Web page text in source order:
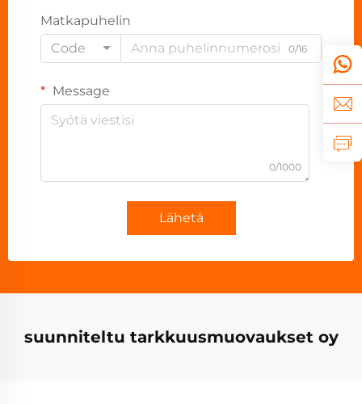
Matkapuhelin
Code
0/16
Message
0/1000
Lähetä
suunniteltu tarkkuusmuovaukset oy